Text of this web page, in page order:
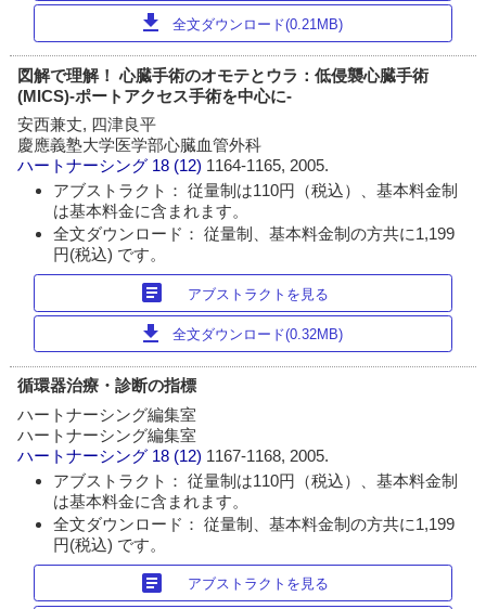
download 全文ダウンロード(0.21MB)
図解で理解！ 心臓手術のオモテとウラ：低侵襲心臓手術
(MICS)‐ポートアクセス手術を中心に‐
安西兼丈, 四津良平
慶應義塾大学医学部心臓血管外科
ハートナーシング 18 (12) 1164-1165, 2005.
アブストラクト： 従量制は110円（税込）、基本料金制
は基本料金に含まれます。
全文ダウンロード： 従量制、基本料金制の方共に1,199
円(税込) です。
article アブストラクトを見る
download 全文ダウンロード(0.32MB)
循環器治療・診断の指標
ハートナーシング編集室
ハートナーシング編集室
ハートナーシング 18 (12) 1167-1168, 2005.
アブストラクト： 従量制は110円（税込）、基本料金制
は基本料金に含まれます。
全文ダウンロード： 従量制、基本料金制の方共に1,199
円(税込) です。
article アブストラクトを見る